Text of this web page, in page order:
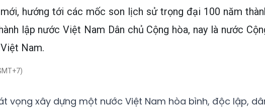
hướng tới các mốc son lịch sử trọng đại 100 năm
lập nước Việt Nam Dân chủ Cộng hòa, nay là nước
Nam.
vọng xây dựng một nước Việt Nam hòa bình, độc lập,